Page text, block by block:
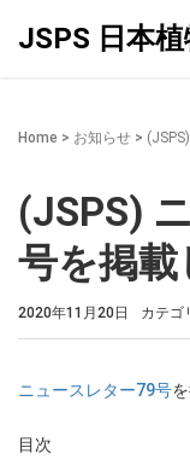
JSPS 日本
Home > お知らせ >
(JSPS)
号を掲載
2020年11月20日 カテゴ
ニュースレター79号
目次